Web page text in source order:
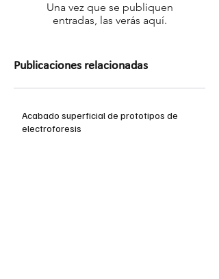
Una vez que se publiquen
entradas, las verás aquí.
Publicaciones relacionadas
Acabado superficial de prototipos de
electroforesis